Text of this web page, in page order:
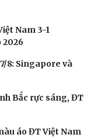
Nam 3-1
2026
8: Singapore và
Bắc rực sáng, ĐT
áo ĐT Việt Nam